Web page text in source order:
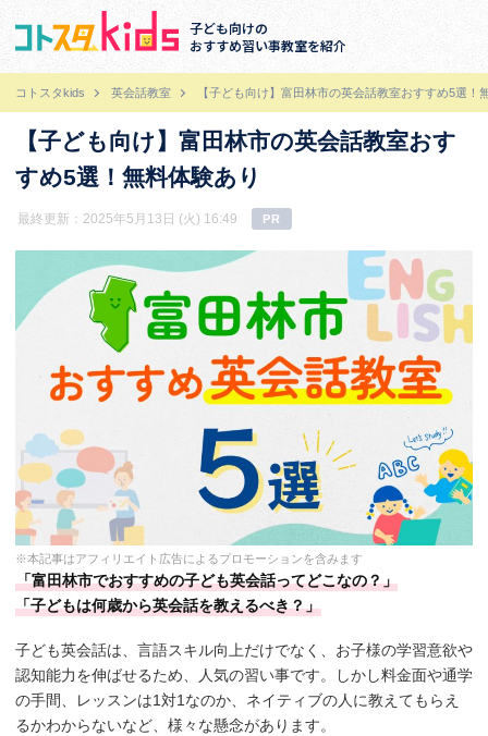
子ども向けの
おすすめ習い事教室を紹介
コトスタkids 英会話教室 【子ども向け】富田林市の英会話教室おすすめ5選！
【子ども向け】富田林市の英会話教室おす
すめ5選！無料体験あり
最終更新：2025年5月13日 (火) 16:49 PR
※本記事はアフィリエイト広告によるプロモーションを含みます
「富田林市でおすすめの子ども英会話ってどこなの？」
「子どもは何歳から英会話を教えるべき？」
子ども英会話は、言語スキル向上だけでなく、お子様の学習意欲や
認知能力を伸ばせるため、人気の習い事です。しかし料金面や通学
の手間、レッスンは1対1なのか、ネイティブの人に教えてもらえ
るかわからないなど、様々な懸念があります。